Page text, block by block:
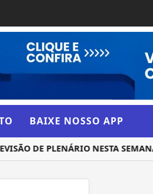
BAIXE NOSSO APP
DE PLENÁRIO NESTA SEMANA